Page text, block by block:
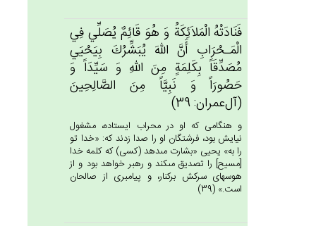
فَنَادَتْه‌ُ الْمَلاَئِكَة‌ُ وَ هُوَ قَائِم‌ٌ يُصَلِّي‌ فِي‌
الْمَـحْرَاب‌ِ أَن‌َّ الله‌َ يُبَشِّرُك‌َ بِيَحْيَي‌
مُصَدِّقَاً بِكَلِمَة‌ٍ مِن‌َ الله‌ِ وَ سَيِّدَاً وَ
حَصُورَاً وَ نَبِيَّاً مِن‌َ الصَّالِحِين‌َ
(آل‌عمران: 39)
و هنگامى كه او در محراب ايستاده، مشغول
نيايش بود، فرشتگان او را صدا زدند كه: «خدا تو
را به» يحيى «بشارت مى‏دهد (كسى) كه كلمه خدا
[مسيح‏] را تصديق مى‏كند و رهبر خواهد بود و از
هوسهاى سركش بركنار، و پيامبرى از صالحان
است.» (39)